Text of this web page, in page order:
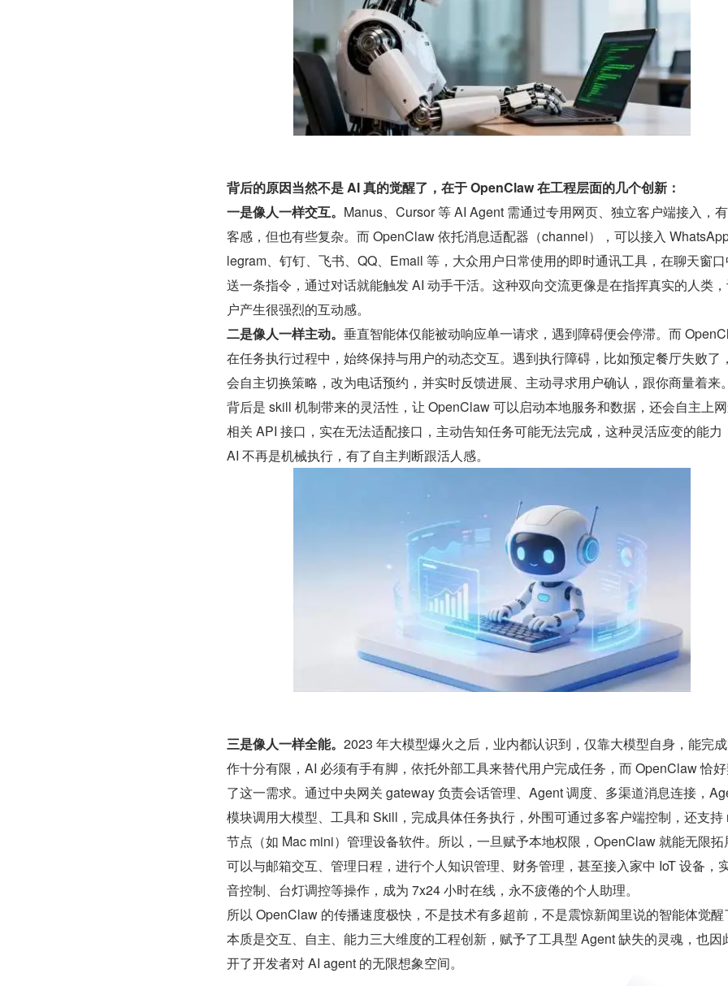
背后的原因当然不是 AI 真的觉醒了，在于 OpenClaw 在工程层面的几个创新：
一是像人一样交互。 Manus、Cursor 等 AI Agent 需通过专用网页、独立客户端接入，
客感，但也有些复杂。而 OpenClaw 依托消息适配器（channel），可以接入
legram、钉钉、飞书、QQ、Email 等，大众用户日常使用的即时通讯工具，在聊天窗
送一条指令，通过对话就能触发 AI 动手干活。这种双向交流更像是在指挥真实的人类
户产生很强烈的互动感。
二是像人一样主动。 垂直智能体仅能被动响应单一请求，遇到障碍便会停滞。而
在任务执行过程中，始终保持与用户的动态交互。遇到执行障碍，比如预定餐厅失败了
会自主切换策略，改为电话预约，并实时反馈进展、主动寻求用户确认，跟你商量着来
背后是 skill 机制带来的灵活性，让 OpenClaw 可以启动本地服务和数据，还会自主上
相关 API 接口，实在无法适配接口，主动告知任务可能无法完成，这种灵活应变的能力
AI 不再是机械执行，有了自主判断跟活人感。
三是像人一样全能。 2023 年大模型爆火之后，业内都认识到，仅靠大模型自身，能完
作十分有限，AI 必须有手有脚，依托外部工具来替代用户完成任务，而 OpenClaw 恰
了这一需求。通过中央网关 gateway 负责会话管理、Agent 调度、多渠道消息连接，
模块调用大模型、工具和 Skill，完成具体任务执行，外围可通过多客户端控制，还支持
节点（如 Mac mini）管理设备软件。所以，一旦赋予本地权限，OpenClaw 就能无限拓
可以与邮箱交互、管理日程，进行个人知识管理、财务管理，甚至接入家中 IoT 设备，
音控制、台灯调控等操作，成为 7x24 小时在线，永不疲倦的个人助理。
所以 OpenClaw 的传播速度极快，不是技术有多超前，不是震惊新闻里说的智能体觉醒
本质是交互、自主、能力三大维度的工程创新，赋予了工具型 Agent 缺失的灵魂，也因
开了开发者对 AI agent 的无限想象空间。